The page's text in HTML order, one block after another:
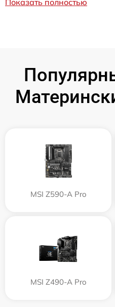
MSI Z590-A Pro
MSI Z490-A Pro